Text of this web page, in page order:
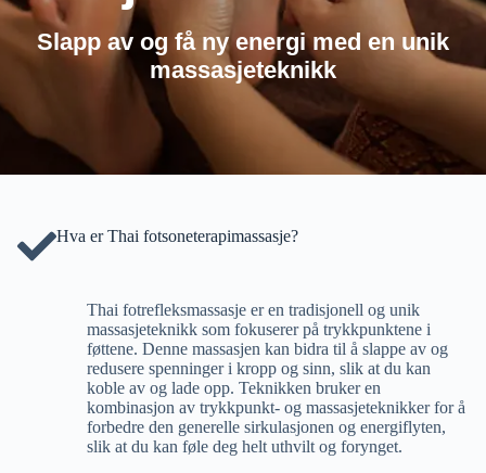
Slapp av og få ny energi med en unik
massasjeteknikk
Hva er Thai fotsoneterapimassasje?
Thai fotrefleksmassasje er en tradisjonell og unik
massasjeteknikk som fokuserer på trykkpunktene i
føttene. Denne massasjen kan bidra til å slappe av og
redusere spenninger i kropp og sinn, slik at du kan
koble av og lade opp. Teknikken bruker en
kombinasjon av trykkpunkt- og massasjeteknikker for å
forbedre den generelle sirkulasjonen og energiflyten,
slik at du kan føle deg helt uthvilt og forynget.